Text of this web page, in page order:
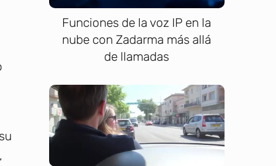
Funciones de la voz IP en la
nube con Zadarma más allá
de llamadas